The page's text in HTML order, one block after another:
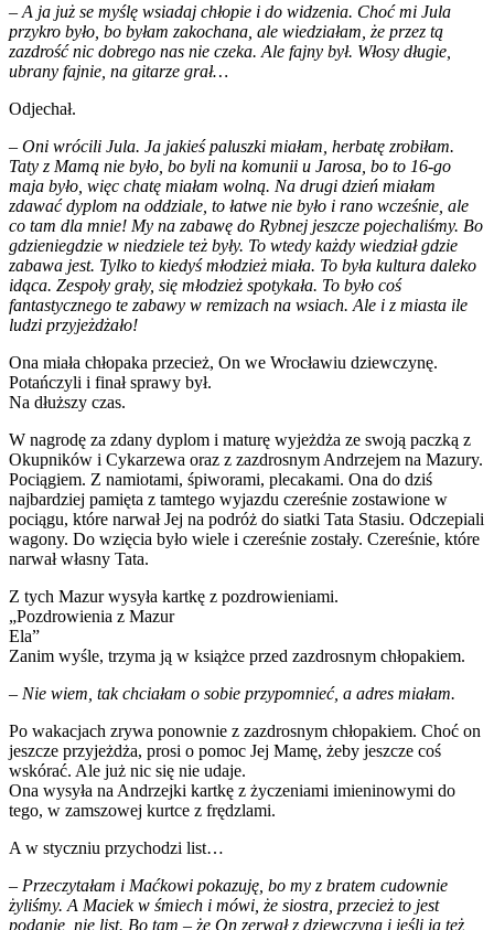
– A ja już se myślę wsiadaj chłopie i do widzenia. Choć mi Jula
przykro było, bo byłam zakochana, ale wiedziałam, że przez tą
zazdrość nic dobrego nas nie czeka. Ale fajny był. Włosy długie,
ubrany fajnie, na gitarze grał…
Odjechał.
– Oni wrócili Jula. Ja jakieś paluszki miałam, herbatę zrobiłam.
Taty z Mamą nie było, bo byli na komunii u Jarosa, bo to 16-go
maja było, więc chatę miałam wolną. Na drugi dzień miałam
zdawać dyplom na oddziale, to łatwe nie było i rano wcześnie, ale
co tam dla mnie! My na zabawę do Rybnej jeszcze pojechaliśmy. Bo
gdzieniegdzie w niedziele też były. To wtedy każdy wiedział gdzie
zabawa jest. Tylko to kiedyś młodzież miała. To była kultura daleko
idąca. Zespoły grały, się młodzież spotykała. To było coś
fantastycznego te zabawy w remizach na wsiach. Ale i z miasta ile
ludzi przyjeżdżało!
Ona miała chłopaka przecież, On we Wrocławiu dziewczynę.
Potańczyli i finał sprawy był.
Na dłuższy czas.
W nagrodę za zdany dyplom i maturę wyjeżdża ze swoją paczką z
Okupników i Cykarzewa oraz z zazdrosnym Andrzejem na Mazury.
Pociągiem. Z namiotami, śpiworami, plecakami. Ona do dziś
najbardziej pamięta z tamtego wyjazdu czereśnie zostawione w
pociągu, które narwał Jej na podróż do siatki Tata Stasiu. Odczepiali
wagony. Do wzięcia było wiele i czereśnie zostały. Czereśnie, które
narwał własny Tata.
Z tych Mazur wysyła kartkę z pozdrowieniami.
„Pozdrowienia z Mazur
Ela”
Zanim wyśle, trzyma ją w książce przed zazdrosnym chłopakiem.
– Nie wiem, tak chciałam o sobie przypomnieć, a adres miałam.
Po wakacjach zrywa ponownie z zazdrosnym chłopakiem. Choć on
jeszcze przyjeżdża, prosi o pomoc Jej Mamę, żeby jeszcze coś
wskórać. Ale już nic się nie udaje.
Ona wysyła na Andrzejki kartkę z życzeniami imieninowymi do
tego, w zamszowej kurtce z frędzlami.
A w styczniu przychodzi list…
– Przeczytałam i Maćkowi pokazuję, bo my z bratem cudownie
żyliśmy. A Maciek w śmiech i mówi, że siostra, przecież to jest
podanie, nie list. Bo tam – że On zerwał z dziewczyną i jeśli ja też